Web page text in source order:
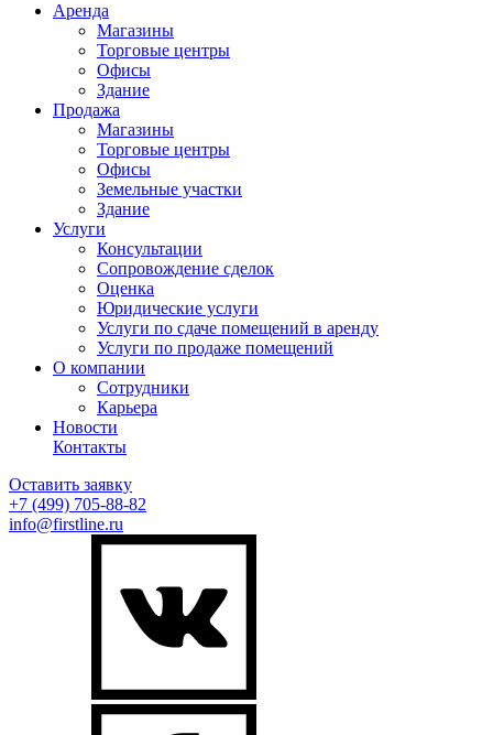
Аренда
Магазины
Торговые центры
Офисы
Здание
Продажа
Магазины
Торговые центры
Офисы
Земельные участки
Здание
Услуги
Консультации
Сопровождение сделок
Оценка
Юридические услуги
Услуги по сдаче помещений в аренду
Услуги по продаже помещений
О компании
Сотрудники
Карьера
Новости
Контакты
Оставить заявку
+7 (499) 705-88-82
info@firstline.ru